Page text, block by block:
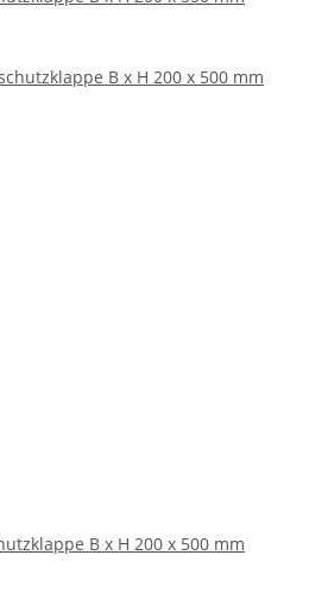
B x H 200 x 500 mm